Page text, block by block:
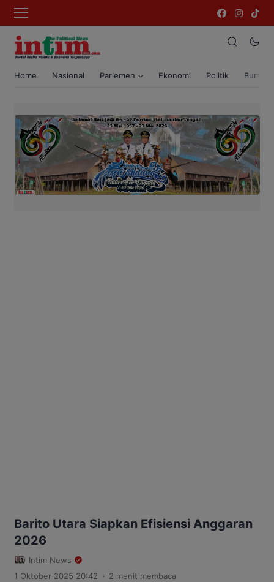
Home Nasional Parlemen Ekonomi Politik Bumi
Barito Utara Siapkan Efisiensi Anggaran
2026
Intim News
1 Oktober 2025 20:42 . 2 menit membaca